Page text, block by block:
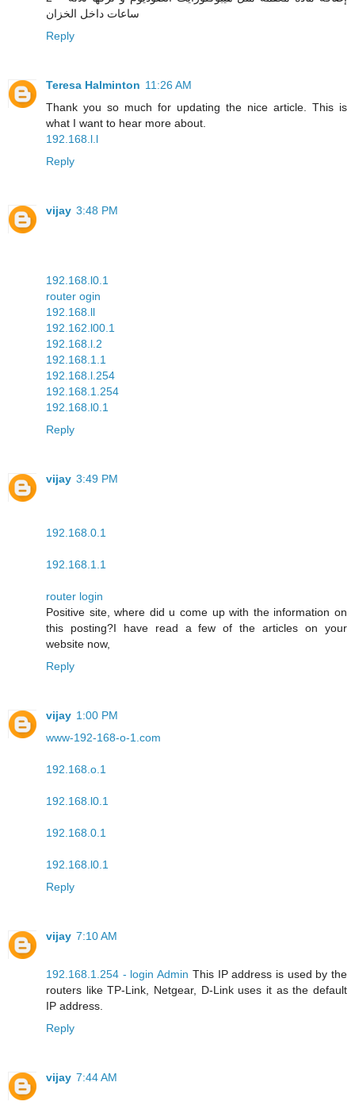
ساعات داخل الخزان
Reply
Teresa Halminton 11:26 AM
Thank you so much for updating the nice article. This is
what I want to hear more about.
192.168.l.l
Reply
vijay 3:48 PM
192.168.l0.1
router ogin
192.168.ll
192.162.l00.1
192.168.l.2
192.168.1.1
192.168.l.254
192.168.1.254
192.168.l0.1
Reply
vijay 3:49 PM
192.168.0.1
192.168.1.1
router login
Positive site, where did u come up with the information on
this posting?I have read a few of the articles on your
website now,
Reply
vijay 1:00 PM
www-192-168-o-1.com
192.168.o.1
192.168.l0.1
192.168.0.1
192.168.l0.1
Reply
vijay 7:10 AM
192.168.1.254 - login Admin This IP address is used by the
routers like TP-Link, Netgear, D-Link uses it as the default
IP address.
Reply
vijay 7:44 AM